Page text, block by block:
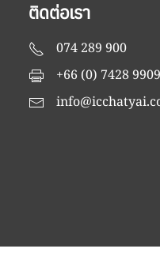
ติดต่อเรา
074 289 900
+66 (0) 7428 9909